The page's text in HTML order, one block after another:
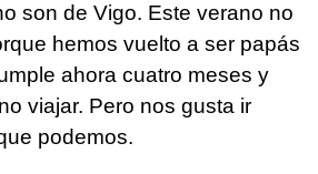
son de Vigo. Este verano no
hemos vuelto a ser papás
ahora cuatro meses y
viajar. Pero nos gusta ir
podemos.